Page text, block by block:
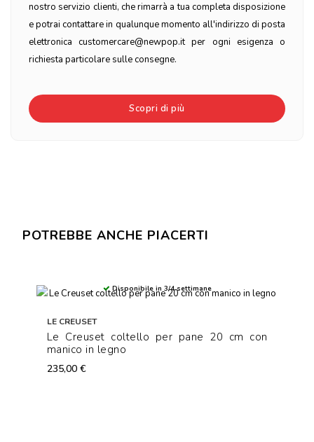
nostro servizio clienti, che rimarrà a tua completa disposizione
e potrai contattare in qualunque momento all'indirizzo di posta
elettronica customercare@newpop.it per ogni esigenza o
richiesta particolare sulle consegne.
Scopri di più
POTREBBE ANCHE PIACERTI
Disponibile in 3/4 settimane
LE CREUSET
Le Creuset coltello per pane 20 cm con
manico in legno
235,00 €